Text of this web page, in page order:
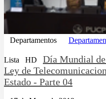
Departamentos
Lista HD
Día Mundial
Ley de
Estado - Parte 04